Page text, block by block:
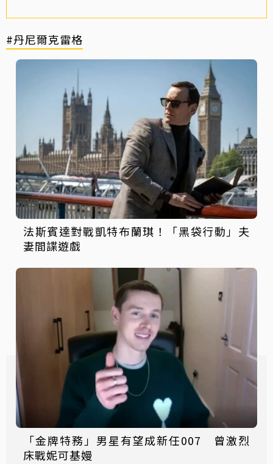
#丹尼爾克雷格
法斯賓達對戰凱特布蘭琪！「黑袋行動」夫
妻間諜遊戲
「金牌特務」男星有望成新任007 曾激烈
床戰妮可基嫚